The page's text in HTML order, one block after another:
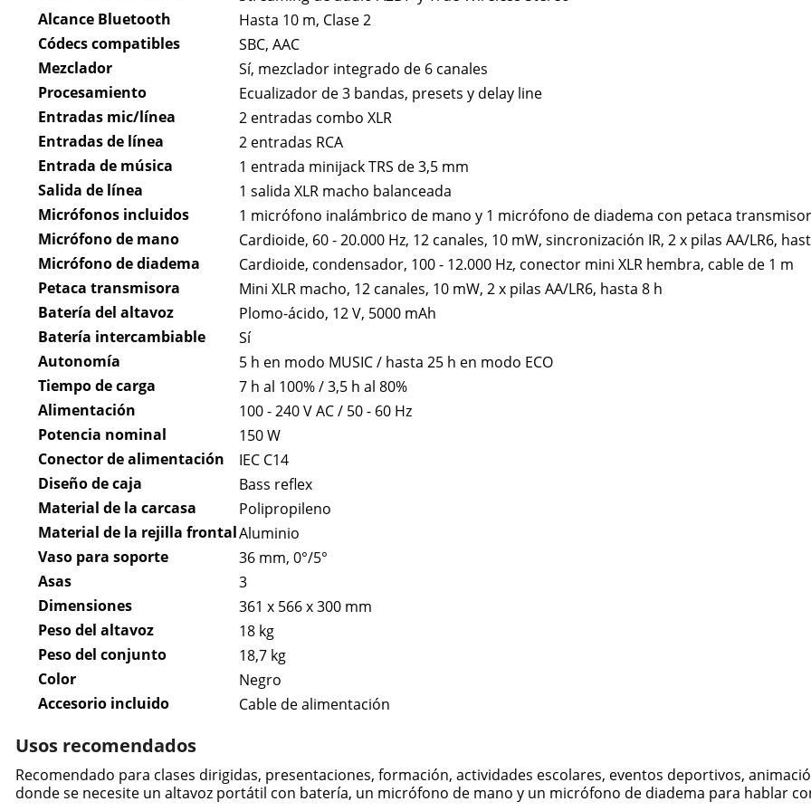
Alcance Bluetooth
Hasta 10 m, Clase 2
Códecs compatibles
SBC, AAC
Mezclador
Sí, mezclador integrado de 6 canales
Procesamiento
Ecualizador de 3 bandas, presets y delay line
Entradas mic/línea
2 entradas combo XLR
Entradas de línea
2 entradas RCA
Entrada de música
1 entrada minijack TRS de 3,5 mm
Salida de línea
1 salida XLR macho balanceada
Micrófonos incluidos
1 micrófono inalámbrico de mano y 1 micrófono de diadema con petaca
Micrófono de mano
Cardioide, 60 - 20.000 Hz, 12 canales, 10 mW, sincronización IR, 2 x pilas AA/LR6,
Micrófono de diadema
Cardioide, condensador, 100 - 12.000 Hz, conector mini XLR hembra, cable de 1 m
Petaca transmisora
Mini XLR macho, 12 canales, 10 mW, 2 x pilas AA/LR6, hasta 8 h
Batería del altavoz
Plomo-ácido, 12 V, 5000 mAh
Batería intercambiable
Sí
Autonomía
5 h en modo MUSIC / hasta 25 h en modo ECO
Tiempo de carga
7 h al 100% / 3,5 h al 80%
Alimentación
100 - 240 V AC / 50 - 60 Hz
Potencia nominal
150 W
Conector de alimentación
IEC C14
Diseño de caja
Bass reflex
Material de la carcasa
Polipropileno
Material de la rejilla frontalAluminio
Vaso para soporte
36 mm, 0°/5°
Asas
3
Dimensiones
361 x 566 x 300 mm
Peso del altavoz
18 kg
Peso del conjunto
18,7 kg
Color
Negro
Accesorio incluido
Cable de alimentación
Usos recomendados
Recomendado para clases dirigidas, presentaciones, formación, actividades escolares, eventos deportivos,
donde se necesite un altavoz portátil con batería, un micrófono de mano y un micrófono de diadema para hablar